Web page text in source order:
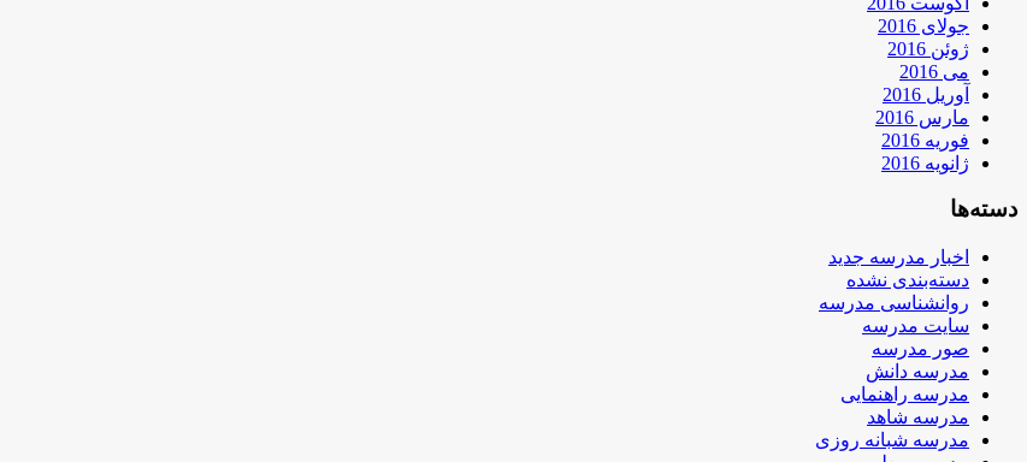
جولای 2016
ژوئن 2016
می 2016
آوریل 2016
مارس 2016
فوریه 2016
ژانویه 2016
دسته‌ها
اخبار مدرسه جدید
دسته‌بندی نشده
روانشناسی مدرسه
سایت مدرسه
صور مدرسه
مدرسه دانش
مدرسه راهنمایی
مدرسه شاهد
مدرسه شبانه روزی